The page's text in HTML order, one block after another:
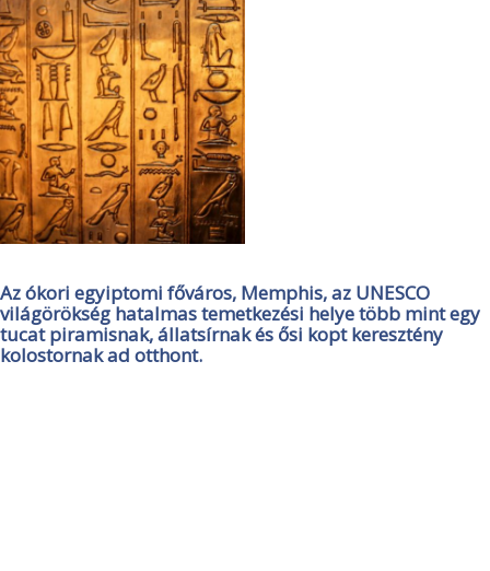
Az ókori egyiptomi főváros, Memphis, az UNESCO
világörökség hatalmas temetkezési helye több mint egy
tucat piramisnak, állatsírnak és ősi kopt keresztény
kolostornak ad otthont.